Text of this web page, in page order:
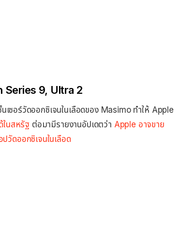
Series 9, Ultra 2
ซอร์วัดออกซิเจนในเลือดของ Masimo ทำให้ Apple
นสหรัฐ ต่อมามีรายงานอัปเดตว่า Apple อาจขาย
วัดออกซิเจนในเลือด